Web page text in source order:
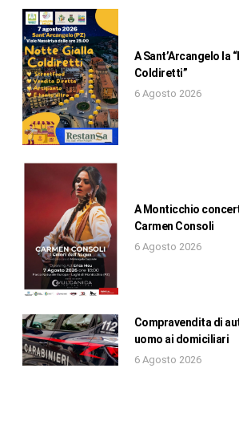
A Sant’Arcangelo la
Coldiretti”
6 Agosto 2026
A Monticchio
Carmen Consoli
6 Agosto 2026
Compravendita di
uomo ai domiciliari
6 Agosto 2026